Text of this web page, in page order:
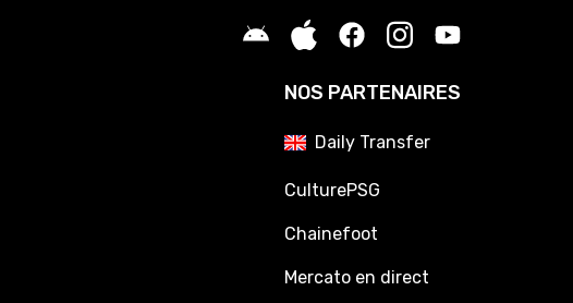
NOS PARTENAIRES
Daily Transfer
CulturePSG
Chainefoot
Mercato en direct